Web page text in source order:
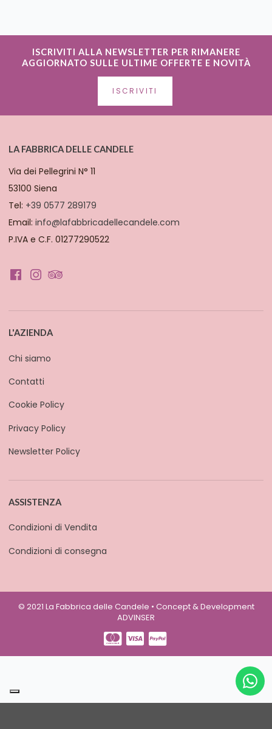
ISCRIVITI ALLA NEWSLETTER PER RIMANERE
AGGIORNATO SULLE ULTIME OFFERTE E NOVITÀ
ISCRIVITI
LA FABBRICA DELLE CANDELE
Via dei Pellegrini N° 11
53100 Siena
Tel: +39 0577 289179
Email: info@lafabbricadellecandele.com
P.IVA e C.F. 01277290522
L'AZIENDA
Chi siamo
Contatti
Cookie Policy
Privacy Policy
Newsletter Policy
ASSISTENZA
Condizioni di Vendita
Condizioni di consegna
© 2021 La Fabbrica delle Candele • Concept & Development
ADVINSER